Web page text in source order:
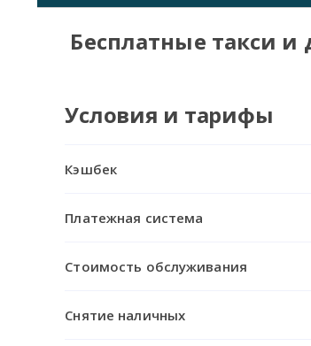
Бесплатные такси и
Условия и тарифы
Кэшбек
Платежная система
Стоимость обслуживания
Снятие наличных